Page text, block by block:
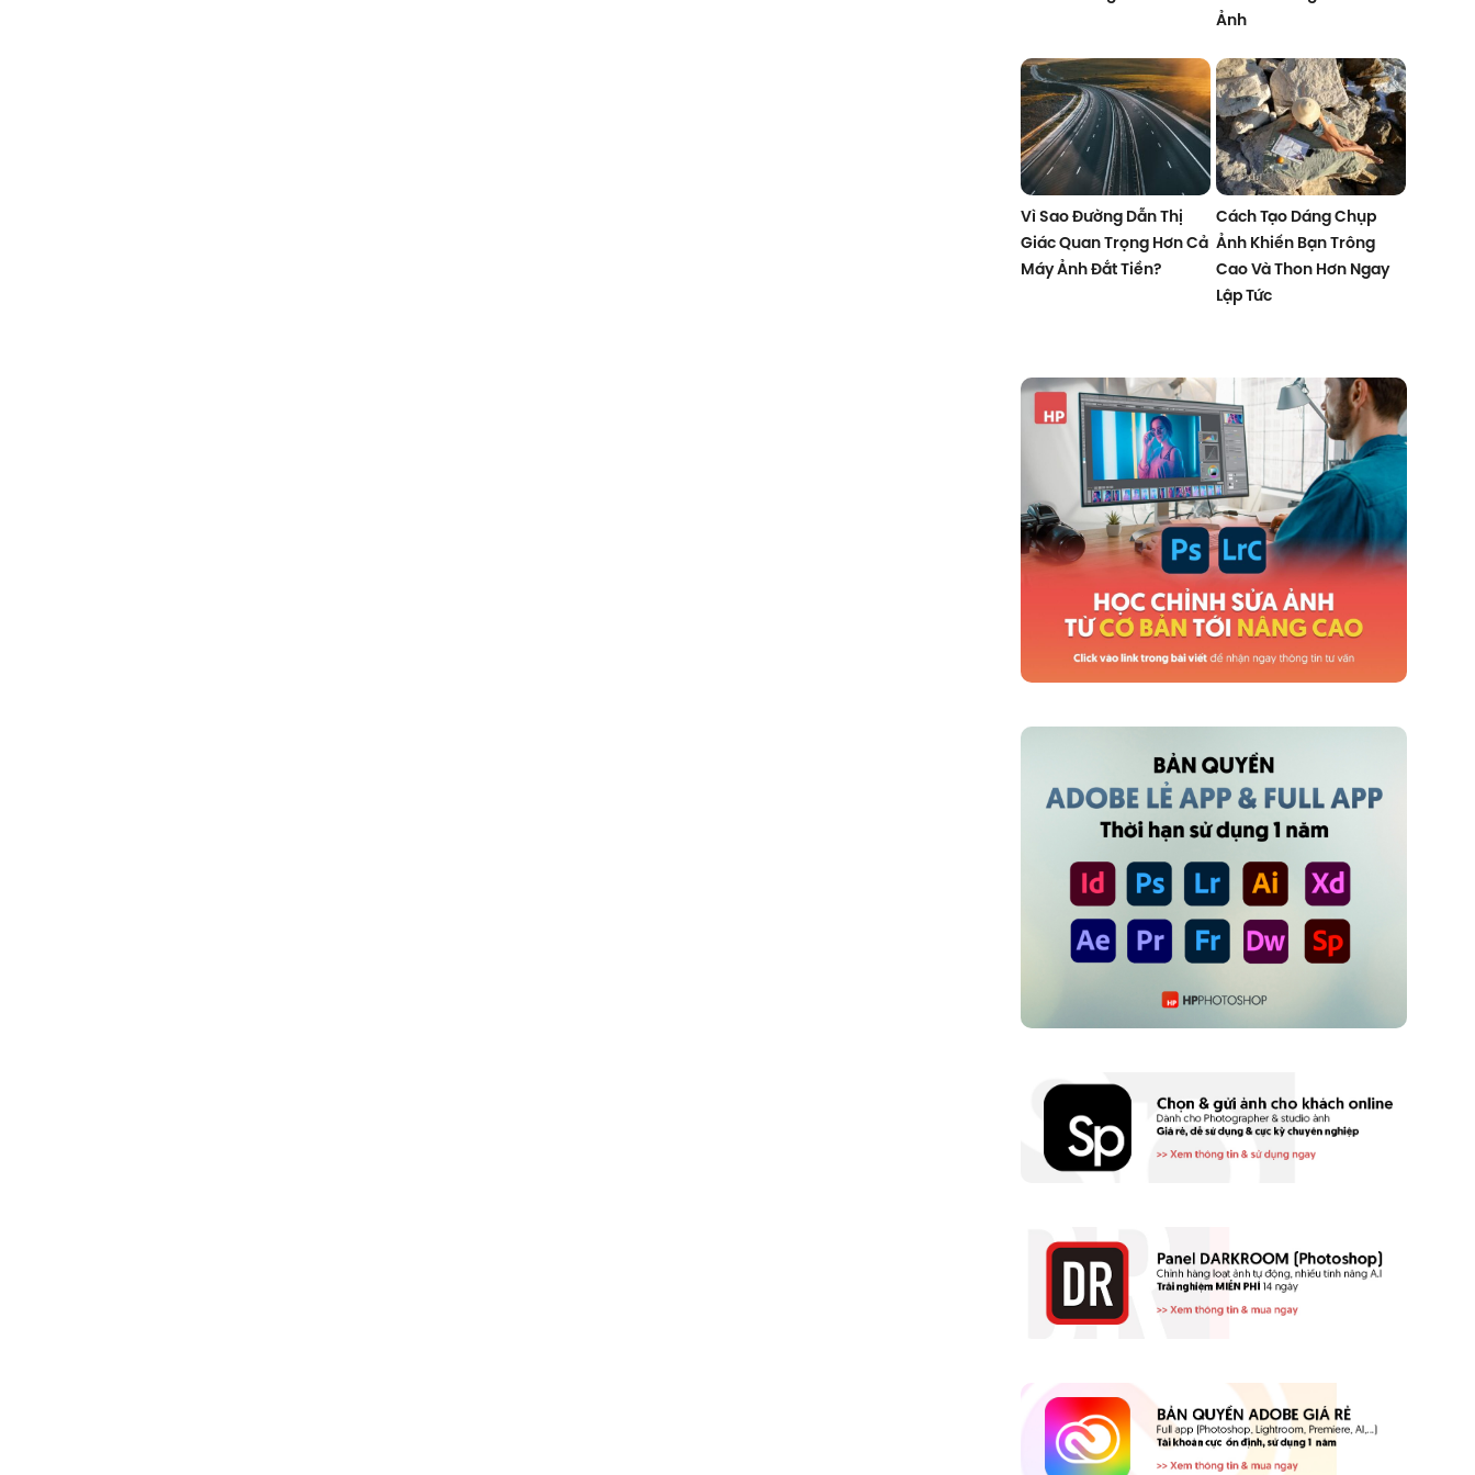
Ảnh
Vì Sao Đường Dẫn Thị
Giác Quan Trọng Hơn Cả
Máy Ảnh Đắt Tiền?
Cách Tạo Dáng Chụp
Ảnh Khiến Bạn Trông
Cao Và Thon Hơn Ngay
Lập Tức